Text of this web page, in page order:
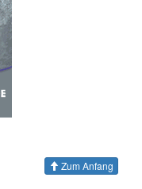
Zum Anfang